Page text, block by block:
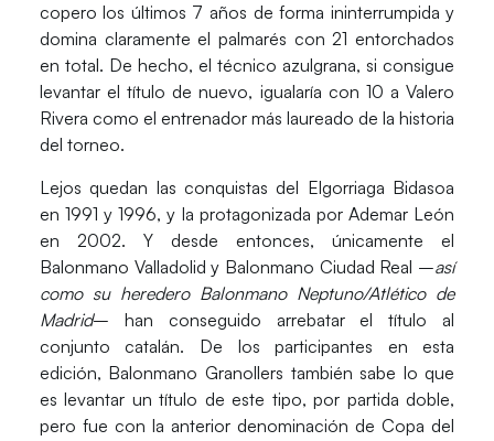
copero los últimos 7 años de forma ininterrumpida y
domina claramente el palmarés con21 entorchados
en total. De hecho, el técnico azulgrana, si consigue
levantar el título de nuevo, igualaría con 10 a Valero
Rivera como el entrenador más laureado de la historia
del torneo.
Lejos quedan las conquistas del Elgorriaga Bidasoa
en 1991 y 1996, y la protagonizada porAdemar León
en 2002. Y desde entonces, únicamente el
Balonmano Valladolid y Balonmano Ciudad Real –así
como su heredero Balonmano Neptuno/Atlético de
Madrid– han conseguido arrebatar el título al
conjunto catalán. De los participantes en esta
edición, Balonmano Granollers también sabe lo que
es levantar un título de este tipo, por partida doble,
pero fue con la anterior denominación de Copa del